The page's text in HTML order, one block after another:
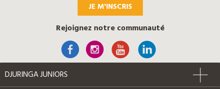
JE M'INSCRIS
Rejoignez notre communauté
DJURINGA JUNIORS